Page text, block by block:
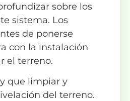
sobre los
sistema. Los
de ponerse
con la instalación
el terreno.
que limpiar y
del terreno.